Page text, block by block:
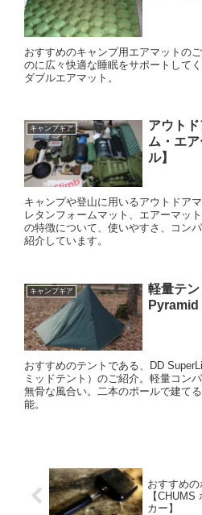
おすすめのキャンプ用エアマットの
のに広々快適な睡眠をサポートして
ダブルエアマット。
キャンプギア
アウト
ム・エ
ル】
キャンプや登山に用いるアウトドア
レタンフォームマット、エアーマッ
の特徴について、使いやすさ、コン
紹介しています。
キャンプギア
軽量テ
Pyramid
おすすめのテントである、DD
ミッドテント）のご紹介。軽量コン
無骨な風合い。二本のポールで建て
能。
おすすめ
【
カー】